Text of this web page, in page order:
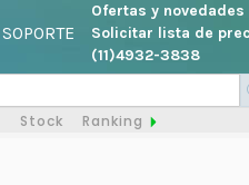
SOPORTE
Ofertas y novedades
Solicitar lista de
(11)4932-3838
Stock Ranking